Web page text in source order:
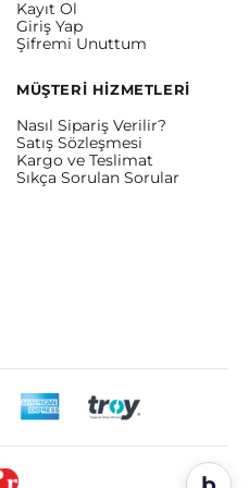
Kayıt Ol
Giriş Yap
Şifremi Unuttum
MÜŞTERİ HİZMETLERİ
Nasıl Sipariş Verilir?
Satış Sözleşmesi
Kargo ve Teslimat
Sıkça Sorulan Sorular